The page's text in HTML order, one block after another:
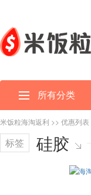
所有分类
米饭粒海淘返利 >> 优惠列表
标签 硅胶